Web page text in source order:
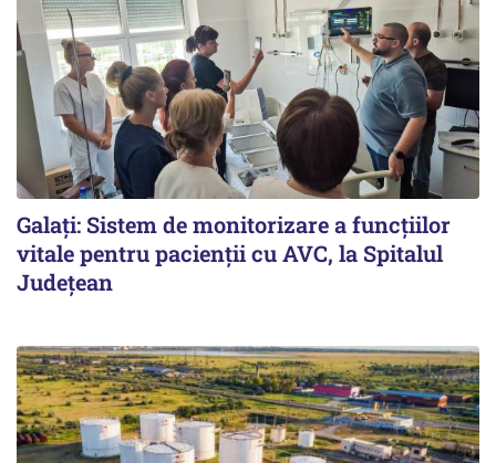
Galați: Sistem de monitorizare a funcțiilor
vitale pentru pacienții cu AVC, la Spitalul
Județean